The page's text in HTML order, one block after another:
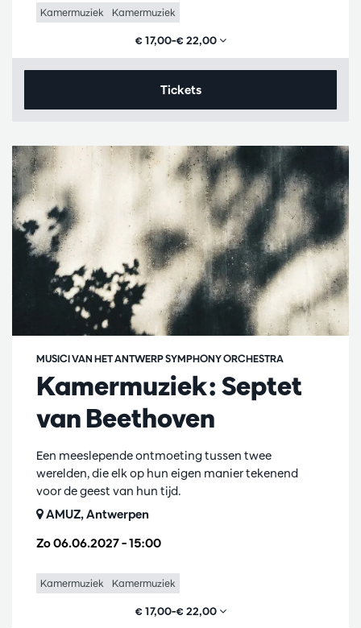
Kamermuziek Kamermuziek
€ 17,00–€ 22,00
Tickets
Kamermuziek: Septet
van Beethoven
MUSICI VAN HET ANTWERP SYMPHONY ORCHESTRA
Zo 06.06.2027– 15:00
Een meeslepende ontmoeting tussen twee
werelden, die elk op hun eigen manier tekenend
voor de geest van hun tijd.
AMUZ, Antwerpen
Kamermuziek Kamermuziek
€ 17,00–€ 22,00